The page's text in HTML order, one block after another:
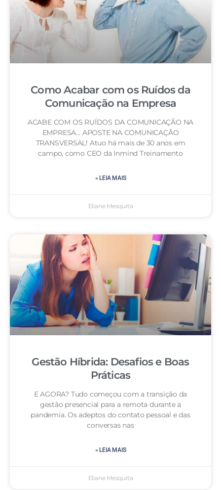
Como Acabar com os Ruídos da
Comunicação na Empresa
ACABE COM OS RUÍDOS DA COMUNICAÇÃO NA
EMPRESA… APOSTE NA COMUNICAÇÃO
TRANSVERSAL! Atuo há mais de 30 anos em
campo, como CEO da Inmind Treinamento
» LEIA MAIS
Eliane Mesquita
Gestão Híbrida: Desafios e Boas
Práticas
E AGORA? Tudo começou com a transição da
gestão presencial para a remota durante a
pandemia. Os adeptos do contato pessoal e das
conversas nas
» LEIA MAIS
Eliane Mesquita